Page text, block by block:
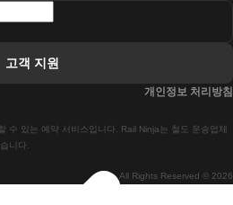
리드-리스본 열차
르셀로나로 가는 고속 열차All Rights Reserved © 2026
수 있는 예약 서비스입니다. Rail Ninja는 철도 운송업체
니다.
고객 지원
개인정보 처리방침